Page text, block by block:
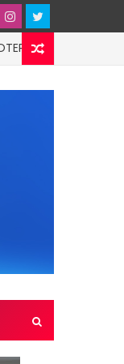
la cultura